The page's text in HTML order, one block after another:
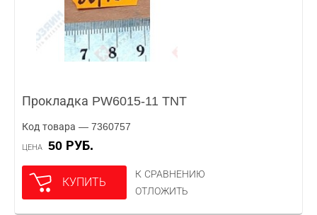
Прокладка PW6015-11 TNT
Код товара — 7360757
ЦЕНА 50 РУБ.
КУПИТЬ
К СРАВНЕНИЮ
ОТЛОЖИТЬ